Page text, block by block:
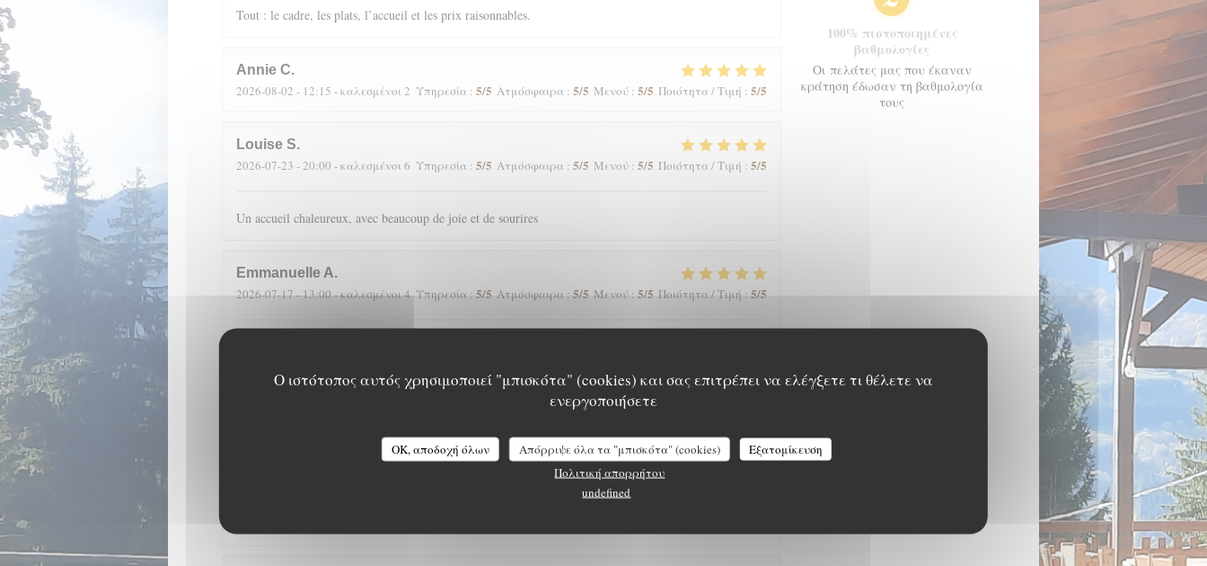
Ο ιστότοπος αυτός χρησιμοποιεί "μπισκότα" (cookies) και σας επιτρέπει να ελέγξετε τι θέλετε να
ενεργοποιήσετε
OK, αποδοχή όλων Απόρριψε όλα τα "μπισκότα" (cookies)
Εξατομίκευση
Πολιτική απορρήτου
undefined
Tout : le cadre, les plats, l’accueil et les prix raisonnables.
Annie C
2026-08-02 - 12:15 - καλεσμένοι 2 Υπηρεσία : 5/5 Ατμόσφαιρα : 5/5 Μενού: 5/5 Ποιότητα / Τιμή : 5/5
Louise S
2026-07-23 - 20:00 - καλεσμένοι 6 Υπηρεσία: 5/5 Ατμόσφαιρα : 5/5 Μενού: 5/5 Ποιότητα / Τιμή : 5/5
Un accueil chaleureux, avec beaucoup de joie et de sourires
Emmanuelle A
2026-07-17- 13:00 - καλεσμένοι 4 Υπηρεσία: 5/5 Ατμόσφαιρα: 5/5 Μενού: 5/5 Ποιότητα / Τιμή : 5/5
- 19:30 - καλεσμένοι 4 Υπηρεσία:5/5 Ατμόσφαιρα:5/5 Μενού:5/5 Ποιότητα / Τιμή:4/5
Dans un cadre merveilleux, en pleine nature avec une magnifique vue, l’Aigle Blanche vous offre une
100% πιστοποιημένες
βαθμολογίες
Οι πελάτες μας που έκαναν
κράτηση έδωσαν τη βαθμολογία
τους